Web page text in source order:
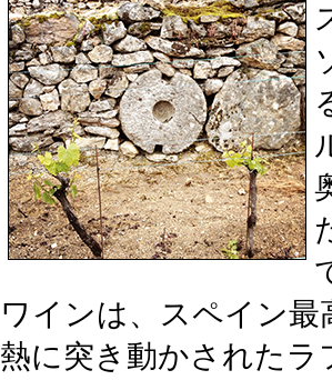
ワインは、スペイン
熱に突き動かされた